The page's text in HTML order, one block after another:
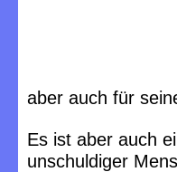
aber auch für
Es ist aber auch
unschuldiger